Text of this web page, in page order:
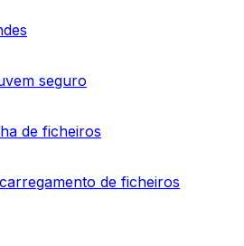
seguro
de ficheiros
de ficheiros